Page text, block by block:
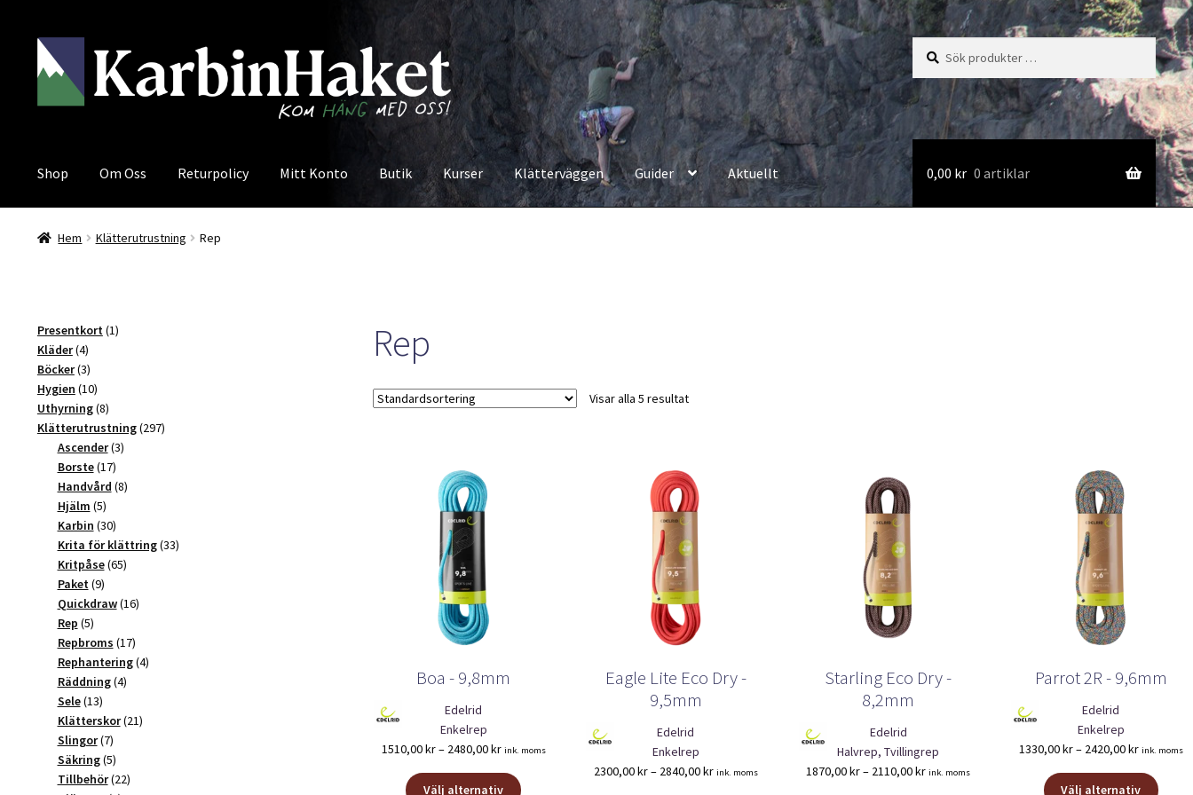
Hoppa
till
navigering
Hoppa
till
innehåll
Sök
efter:
Sök
Shop Om Oss Returpolicy Mitt Konto Butik Kurser Klätterväggen Guider Aktuellt 0,00 kr 0 artiklar
Hem Klätterutrustning Rep
Rep
Visar alla 5 resultat
Boa - 9,8mm
Edelrid
Enkelrep
1510,00kr– 2480,00krPrisintervall:
till
ink. moms
Välj alternativ
Den
Eagle Lite Eco Dry -
9,5mm
Edelrid
Enkelrep
2300,00kr– 2840,00krPrisintervall:
ink. moms
Starling Eco Dry -
8,2mm
Edelrid
Halvrep, Tvillingrep
1870,00kr– 2110,00krPrisintervall:
ink. moms
Parrot 2R - 9,6mm
Edelrid
Enkelrep
1330,00kr– 2420,00kr
till
ink. moms
Välj alternativ
Presentkort 11
Kläder 44
produkter
Böcker 33
produkter
Hygien 1010
produkter
Uthyrning 88
produkter
Klätterutrustning 297297
Ascender 33
Borste 1717
produkter
Handvård 88
Hjälm 55
produkter
Karbin 3030
produkter
Krita för klättring 3333
Kritpåse 6565
Paket 99
produkter
Quickdraw 1616
Rep 55
produkter
Repbroms 1717
produkter
Rephantering 44
Räddning 44
Sele 1313
produkter
Klätterskor 2121
Slingor 77
produkter
Säkring 55
produkter
Tillbehör 2222